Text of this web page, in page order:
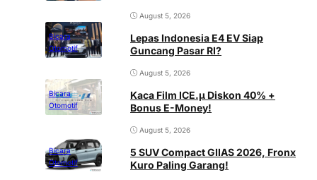
August 5, 2026
Bicara
Otomotif
Lepas Indonesia E4 EV Siap
Guncang Pasar RI?
August 5, 2026
Bicara
Otomotif
Kaca Film ICE.µ Diskon 40% +
Bonus E-Money!
August 5, 2026
Bicara
Otomotif
5 SUV Compact GIIAS 2026, Fronx
Kuro Paling Garang!